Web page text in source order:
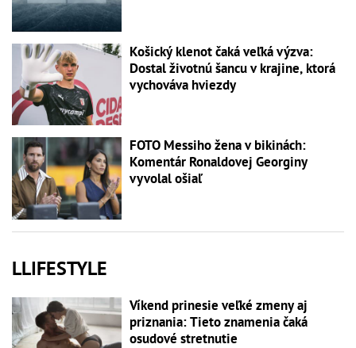
Košický klenot čaká veľká výzva:
Dostal životnú šancu v krajine, ktorá
vychováva hviezdy
FOTO Messiho žena v bikinách:
Komentár Ronaldovej Georginy
vyvolal ošiaľ
LLIFESTYLE
Víkend prinesie veľké zmeny aj
priznania: Tieto znamenia čaká
osudové stretnutie